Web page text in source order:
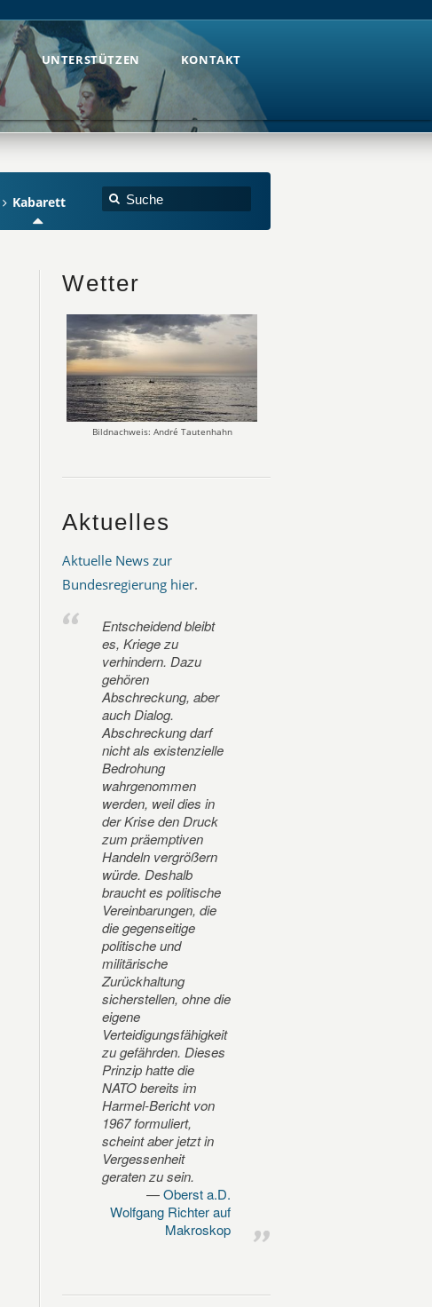
UNTERSTÜTZEN KONTAKT
Kabarett
Wetter
Bildnachweis: André Tautenhahn
Aktuelles
Aktuelle News zur
Bundesregierung hier.
Entscheidend bleibt
es, Kriege zu
verhindern. Dazu
gehören
Abschreckung, aber
auch Dialog.
Abschreckung darf
nicht als existenzielle
Bedrohung
wahrgenommen
werden, weil dies in
der Krise den Druck
zum präemptiven
Handeln vergrößern
würde. Deshalb
braucht es politische
Vereinbarungen, die
die gegenseitige
politische und
militärische
Zurückhaltung
sicherstellen, ohne die
eigene
Verteidigungsfähigkeit
zu gefährden. Dieses
Prinzip hatte die
NATO bereits im
Harmel-Bericht von
1967 formuliert,
scheint aber jetzt in
Vergessenheit
geraten zu sein.
Oberst a.D.
Wolfgang Richter auf
Makroskop
UNTERSTÜTZEN KONTAKT